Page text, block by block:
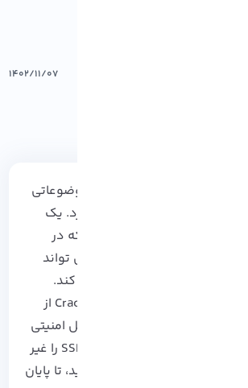
۱۴۰۲/۱۱/۰۷
غیر فعال کردن SSH Root Login در لینوکس از موضوعاتی
این آموزش بررسی خواهیم کرد. یک
که در
از آن در اینترنت قرار دارد، می تواند
را برای مدیران سیستم ایجاد کند.
اکانت Root اغلب هدفمندترین حساب توسط Crackers از
است. اما اغلب به دلایل امنیتی
باید غیر فعال شود. اگر می خواهید SSH Root Login را غیر
غیر فعال سازی آن را نمی دانید، تا پایان